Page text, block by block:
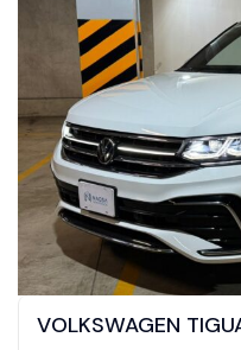
VOLKSWAGEN